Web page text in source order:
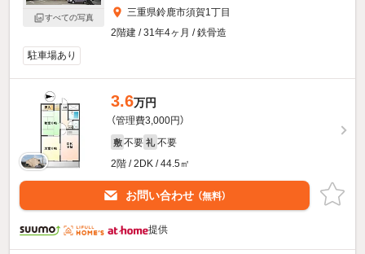
すべての写真
三重県鈴鹿市須賀1丁目
2階建 / 31年4ヶ月 / 鉄骨造
駐車場あり
3.6万円
（管理費3,000円）
敷 不要 礼 不要
2階 / 2DK / 44.5㎡
お問い合わせ （無料）
提供